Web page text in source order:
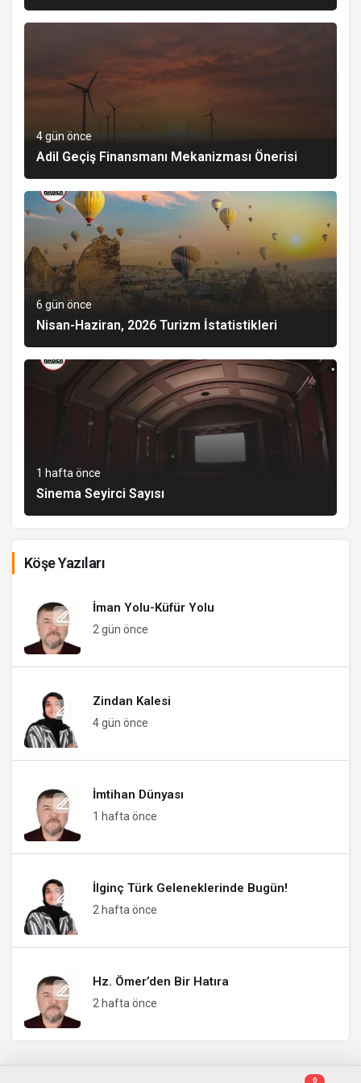
4 gün önce
Adil Geçiş Finansmanı Mekanizması Önerisi
6 gün önce
Nisan-Haziran, 2026 Turizm İstatistikleri
1 hafta önce
Sinema Seyirci Sayısı
Köşe Yazıları
İman Yolu-Küfür Yolu
2 gün önce
Zindan Kalesi
4 gün önce
İmtihan Dünyası
1 hafta önce
İlginç Türk Geleneklerinde Bugün!
2 hafta önce
Hz. Ömer’den Bir Hatıra
2 hafta önce
0